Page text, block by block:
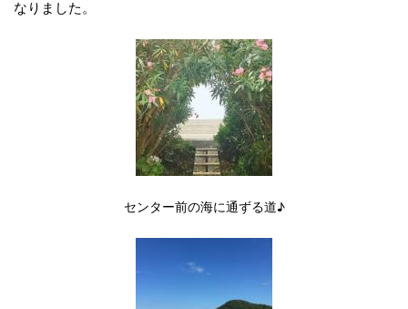
なりました。
センター前の海に通ずる道♪